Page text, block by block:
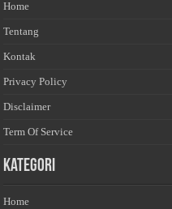
Home
Tentang
Kontak
Privacy Policy
Disclaimer
Term Of Service
Kategori
Home